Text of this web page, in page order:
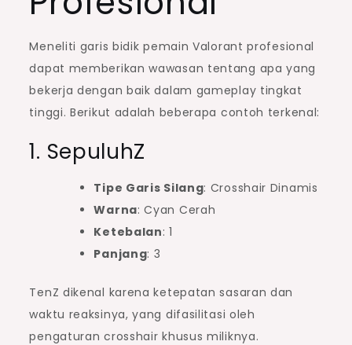
Meneliti garis bidik pemain Valorant profesional
dapat memberikan wawasan tentang apa yang
bekerja dengan baik dalam gameplay tingkat
tinggi. Berikut adalah beberapa contoh terkenal:
1. SepuluhZ
Tipe Garis Silang: Crosshair Dinamis
Warna: Cyan Cerah
Ketebalan: 1
Panjang: 3
TenZ dikenal karena ketepatan sasaran dan
waktu reaksinya, yang difasilitasi oleh
pengaturan crosshair khusus miliknya.